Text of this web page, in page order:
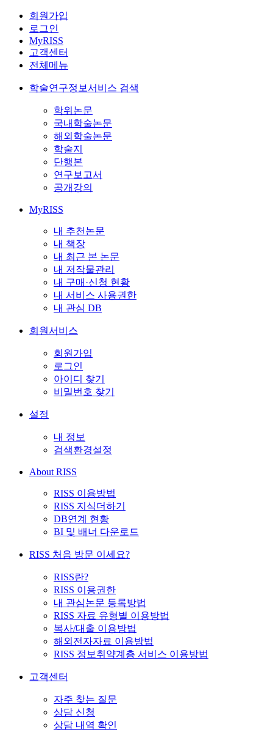
회원가입
로그인
MyRISS
고객센터
전체메뉴
학술연구정보서비스 검색
학위논문
국내학술논문
해외학술논문
학술지
단행본
연구보고서
공개강의
MyRISS
내 추천논문
내 책장
내 최근 본 논문
내 저작물관리
내 구매·신청 현황
내 서비스 사용권한
내 관심 DB
회원서비스
회원가입
로그인
아이디 찾기
비밀번호 찾기
설정
내 정보
검색환경설정
About RISS
RISS 이용방법
RISS 지식더하기
DB연계 현황
BI 및 배너 다운로드
RISS 처음 방문 이세요?
RISS란?
RISS 이용권한
내 관심논문 등록방법
RISS 자료 유형별 이용방법
복사/대출 이용방법
해외전자자료 이용방법
RISS 정보취약계층 서비스 이용방법
고객센터
자주 찾는 질문
상담 신청
상담 내역 확인